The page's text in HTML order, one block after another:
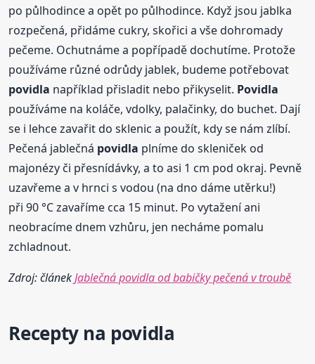
po půlhodince a opět po půlhodince. Když jsou jablka
rozpečená, přidáme cukry, skořici a vše dohromady
pečeme. Ochutnáme a popřípadě dochutíme. Protože
používáme různé odrůdy jablek, budeme potřebovat
povidla například přisladit nebo přikyselit. Povidla
používáme na koláče, vdolky, palačinky, do buchet. Dají
se i lehce zavařit do sklenic a použít, kdy se nám zlíbí.
Pečená jablečná povidla plníme do skleniček od
majonézy či přesnídávky, a to asi 1 cm pod okraj. Pevně
uzavřeme a v hrnci s vodou (na dno dáme utěrku!)
při 90 °C zavaříme cca 15 minut. Po vytažení ani
neobracíme dnem vzhůru, jen necháme pomalu
zchladnout.
Zdroj: článekJablečná povidla od babičky pečená v troubě
Recepty na povidla